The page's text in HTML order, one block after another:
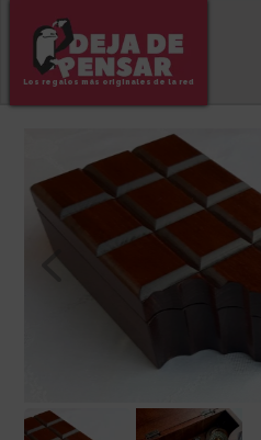
Los regalos más originales de la red